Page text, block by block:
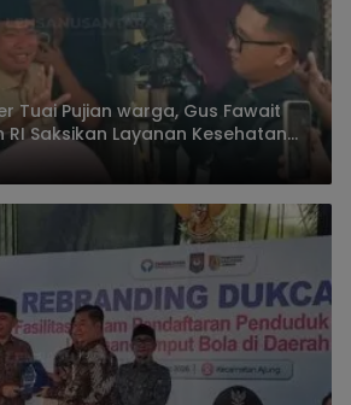
Tuai Pujian warga, Gus Fawait
Saksikan Layanan Kesehatan